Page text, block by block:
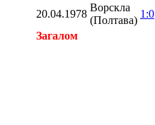
20.04.1978
Ворскла
(Полтава)
1:0
Загалом